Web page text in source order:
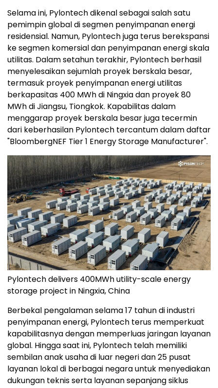
Selama ini, Pylontech dikenal sebagai salah satu
pemimpin global di segmen penyimpanan energi
residensial. Namun, Pylontech juga terus berekspansi
ke segmen komersial dan penyimpanan energi skala
utilitas. Dalam setahun terakhir, Pylontech berhasil
menyelesaikan sejumlah proyek berskala besar,
termasuk proyek penyimpanan energi utilitas
berkapasitas 400 MWh di Ningxia dan proyek 80
MWh di Jiangsu, Tiongkok. Kapabilitas dalam
menggarap proyek berskala besar juga tecermin
dari keberhasilan Pylontech tercantum dalam daftar
"BloombergNEF Tier 1 Energy Storage Manufacturer".
Pylontech delivers 400MWh utility-scale energy
storage project in Ningxia, China
Berbekal pengalaman selama 17 tahun di industri
penyimpanan energi, Pylontech terus memperkuat
kapabilitasnya dengan memperluas jaringan layanan
global. Hingga saat ini, Pylontech telah memiliki
sembilan anak usaha di luar negeri dan 25 pusat
layanan lokal di berbagai negara untuk menyediakan
dukungan teknis serta layanan sepanjang siklus